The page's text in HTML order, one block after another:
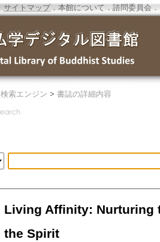
サイトマップ．本館について ． 諮問委員会 ．
検索エンジン > 書誌の詳細内容
Living Affinity: Nurturing
the Spirit